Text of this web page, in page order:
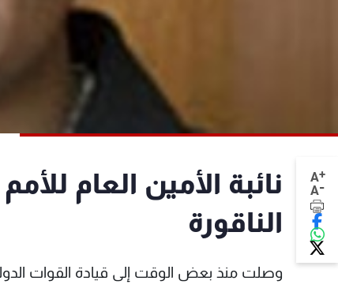
A+
A-
نائبة الأمين العام
الناقورة
وصلت منذ بعض الوقت إلى قيادة القوات